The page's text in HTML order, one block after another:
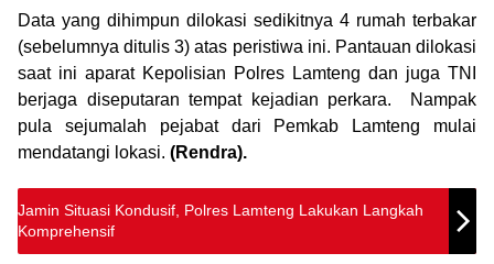
Data yang dihimpun dilokasi sedikitnya 4 rumah terbakar
(sebelumnya ditulis 3) atas peristiwa ini. Pantauan dilokasi
saat ini aparat Kepolisian Polres Lamteng dan juga TNI
berjaga diseputaran tempat kejadian perkara. Nampak
pula sejumalah pejabat dari Pemkab Lamteng mulai
mendatangi lokasi. (Rendra).
Jamin Situasi Kondusif, Polres Lamteng Lakukan Langkah
Komprehensif